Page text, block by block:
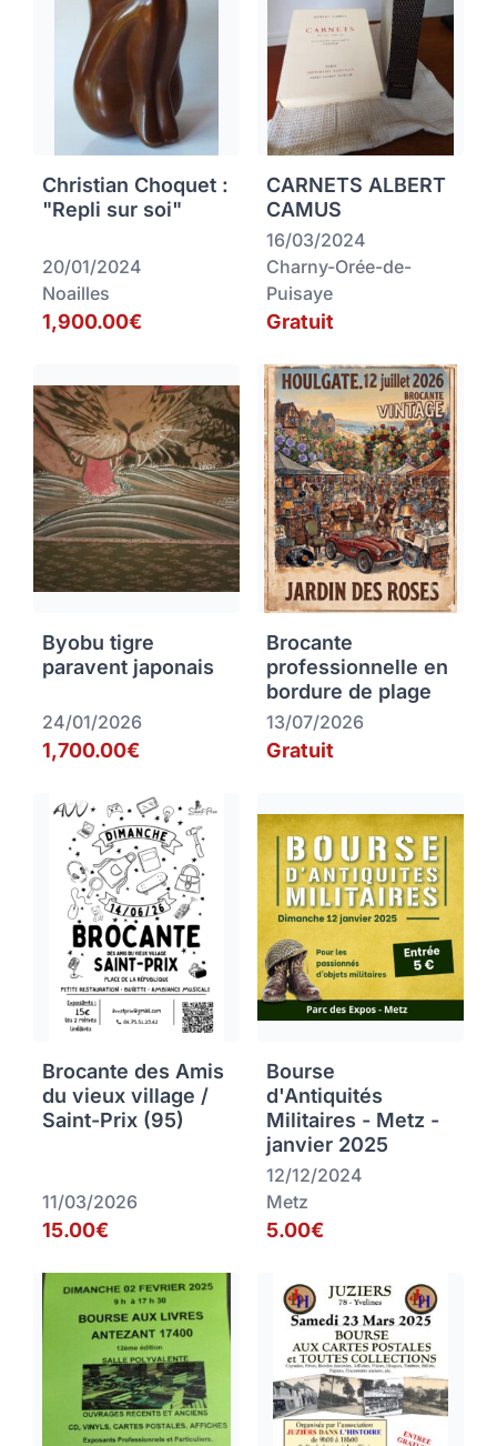
Christian Choquet :
"Repli sur soi"
20/01/2024
Noailles
1,900.00€
CARNETS ALBERT
CAMUS
16/03/2024
Charny-Orée-de-
Puisaye
Gratuit
Byobu tigre
paravent japonais
24/01/2026
1,700.00€
Brocante
professionnelle en
bordure de plage
13/07/2026
Gratuit
Brocante des Amis
du vieux village /
Saint-Prix (95)
11/03/2026
15.00€
Bourse
d'Antiquités
Militaires - Metz -
janvier 2025
12/12/2024
Metz
5.00€